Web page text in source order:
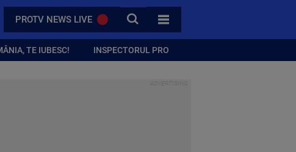
PROTV NEWS LIVE CAUTA
TOATE CATEGORIILE
TE IUBESC! INSPECTORUL PRO